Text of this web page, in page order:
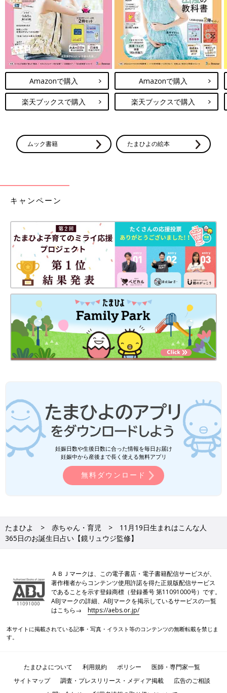
Amazonで購入
楽天ブックスで購入
Amazonで購入
楽天ブックスで購入
ムック書籍 たまひよの絵本
キャンペーン
妊娠日数や生後日数に合った情報を毎日お届け
妊娠中から産後まで長く使える無料アプリ
無料ダウンロード
たまひよ 赤ちゃん・育児
11月19日生まれはこんな人
365日のお誕生日占い【鏡リュウジ監修】
ＡＢＪマークは、この電子書店・電子書籍配信サービスが、
著作権者からコンテンツ使用許諾を得た正規版配信サービス
であることを示す登録商標（登録番号 第11091000号）です。
ABJマークの詳細、ABJマークを掲示しているサービスの一覧
はこちら→https://aebs.or.jp/
本サイトに掲載されている記事・写真・イラスト等のコンテンツの無断転載を禁じま
す。
たまひよについて 利用規約 ポリシー
医師・専門家一覧
サイトマップ
調査・プレスリリース・メディア掲載
広告のご相談